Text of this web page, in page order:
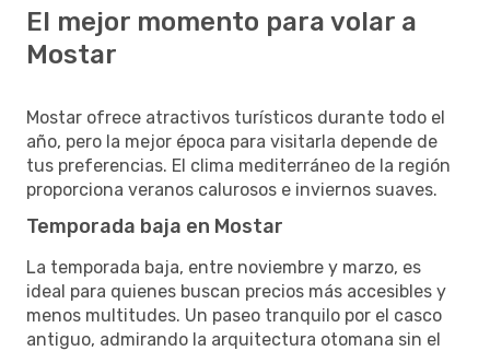
El mejor momento para volar a
Mostar
Mostar ofrece atractivos turísticos durante todo el
año, pero la mejor época para visitarla depende de
tus preferencias. El clima mediterráneo de la región
proporciona veranos calurosos e inviernos suaves.
Temporada baja en Mostar
La temporada baja, entre noviembre y marzo, es
ideal para quienes buscan precios más accesibles y
menos multitudes. Un paseo tranquilo por el casco
antiguo, admirando la arquitectura otomana sin el